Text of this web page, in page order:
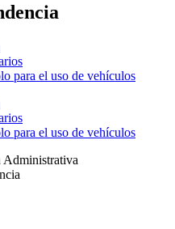
para el uso de vehículos
para el uso de vehículos
Administrativa